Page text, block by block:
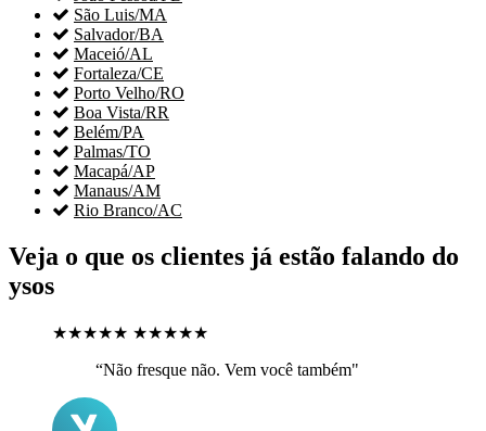
 São Luis/MA
 Salvador/BA
 Maceió/AL
 Fortaleza/CE
 Porto Velho/RO
 Boa Vista/RR
 Belém/PA
 Palmas/TO
 Macapá/AP
 Manaus/AM
 Rio Branco/AC
Veja o que os clientes já estão falando do
ysos
★★★★★ ★★★★★
“Não fresque não. Vem você também"